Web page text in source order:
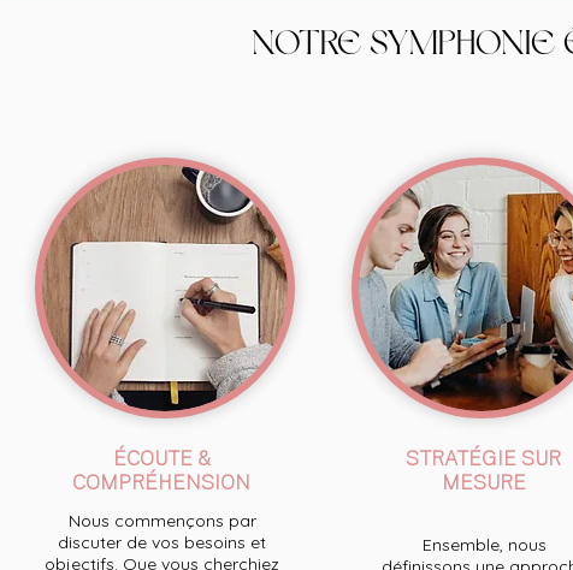
NOTRE
ÉCOUTE &
COMPRÉHENSION
Nous commençons par
discuter de vos besoins et
objectifs. Que vous cherchiez
STRATÉGIE SUR
MESURE
Ensemble, nous